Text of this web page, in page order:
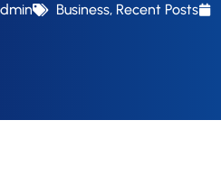
Business, Recent Posts